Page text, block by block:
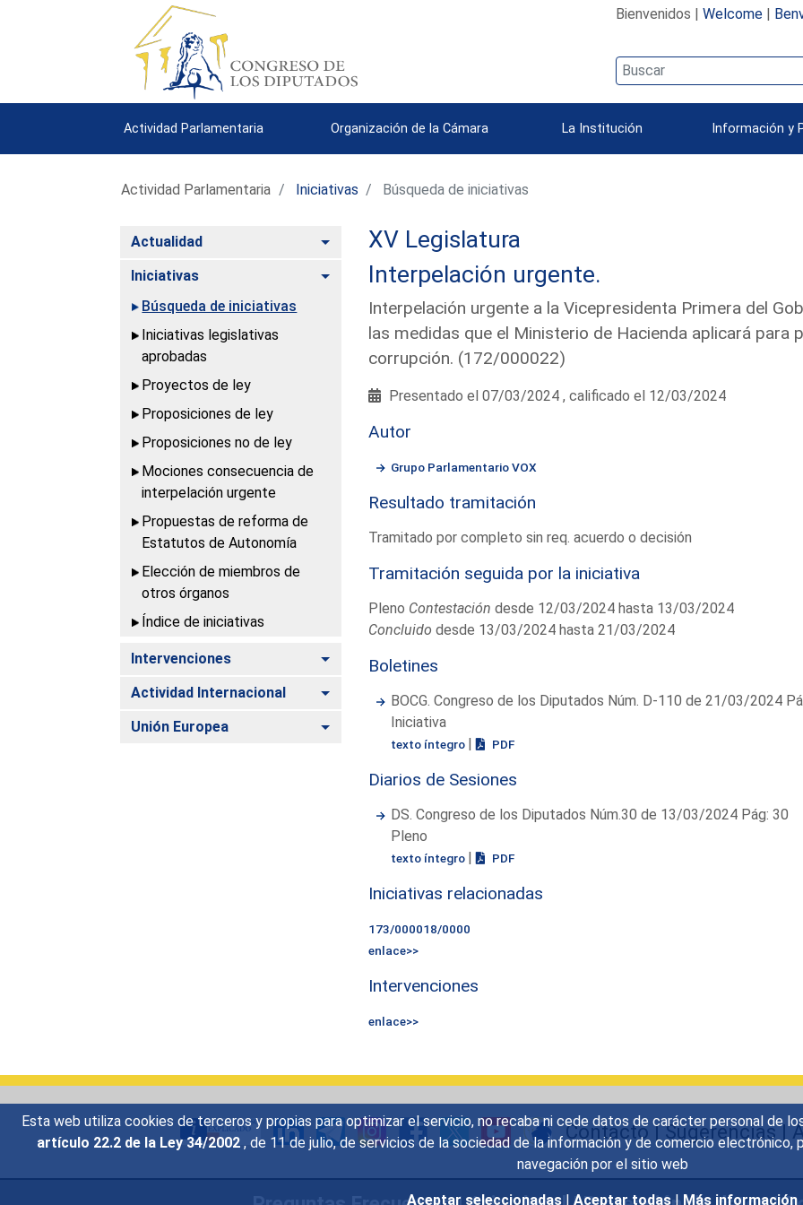
Esta web utiliza cookies de terceros y propias para optimizar el servicio, no recaba ni cede datos de carácter personal de
artículo 22.2 de la Ley 34/2002 , de 11 de julio, de servicios de la sociedad de la información y de comercio
navegación por el sitio web
Aceptar seleccionadas | Aceptar todas | Más información
Bienvenidos | Welcome|
Actividad Parlamentaria Organización de la Cámara La Institución Información y
Actividad Parlamentaria Iniciativas Búsqueda de iniciativas
Actualidad Alternar
Iniciativas
Alternar
Búsqueda de iniciativas
Iniciativas legislativas
aprobadas
Proyectos de ley
Proposiciones de ley
Proposiciones no de ley
Mociones consecuencia de
interpelación urgente
Propuestas de reforma de
Estatutos de Autonomía
Elección de miembros de
otros órganos
Índice de iniciativas
Intervenciones Alternar
Actividad Internacional Alternar
Unión Europea Alternar
XV Legislatura
Interpelación urgente.
Interpelación urgente a la Vicepresidenta Primera del
las medidas que el Ministerio de Hacienda aplicará para
corrupción. (172/000022)
Presentado el 07/03/2024 , calificado el 12/03/2024
Autor
Grupo Parlamentario VOX
Resultado tramitación
Tramitado por completo sin req. acuerdo o decisión
Tramitación seguida por la iniciativa
Pleno Contestación desde 12/03/2024 hasta 13/03/2024
Concluido desde 13/03/2024 hasta 21/03/2024
Boletines
BOCG. Congreso de los Diputados Núm. D-110 de 21/03/2024
Iniciativa
texto íntegro | PDF
Diarios de Sesiones
DS. Congreso de los Diputados Núm.30 de 13/03/2024 Pág: 30
Pleno
texto íntegro | PDF
Iniciativas relacionadas
173/000018/0000
enlace>>
Intervenciones
enlace>>
Contacto|Sugerencias|